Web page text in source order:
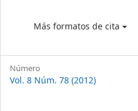
Más formatos de cita
Número
Vol. 8 Núm. 78 (2012)